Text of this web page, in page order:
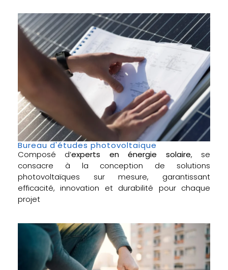
Bureau d'études photovoltaique
Composé d’experts en énergie solaire, se
consacre à la conception de solutions
photovoltaïques sur mesure, garantissant
efficacité, innovation et durabilité pour chaque
projet